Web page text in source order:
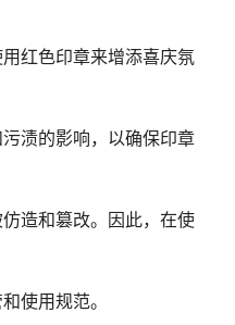
红色印章来增添喜庆氛
渍的影响，以确保印章
造和篡改。因此，在使
使用规范。